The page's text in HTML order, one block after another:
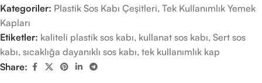
Kategoriler: Plastik Sos Kabı Çeşitleri, Tek Kullanımlık Yemek
Kapları
Etiketler: kaliteli plastik sos kabı, kullanat sos kabı, Sert sos
kabı, sıcaklığa dayanıklı sos kabı, tek kullanımlık kap
Share: